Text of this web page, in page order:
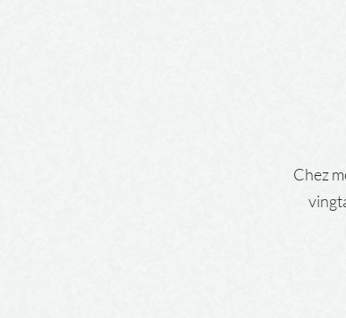
Chez